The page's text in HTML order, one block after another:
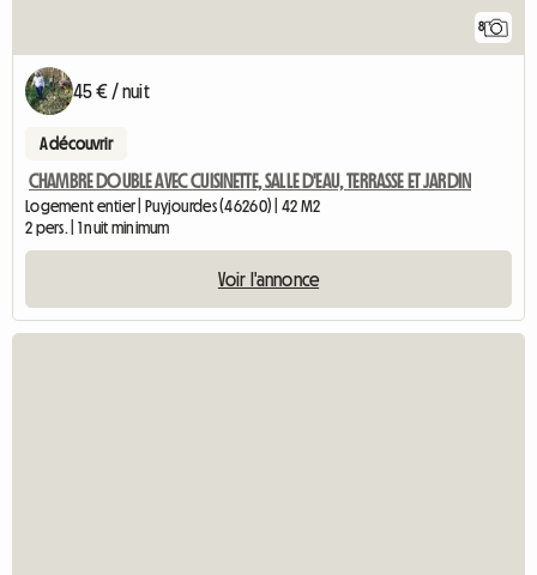
8
45 € / nuit
A découvrir
CHAMBRE DOUBLE AVEC CUISINETTE, SALLE D'EAU, TERRASSE ET JARDIN
Logement entier | Puyjourdes (46260) | 42 M2
2 pers. | 1 nuit minimum
Voir l'annonce